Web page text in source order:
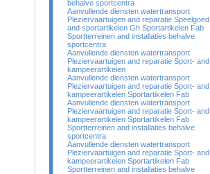
behalve sportcentra
Aanvullende diensten watertransport
Pleziervaartuigen and reparatie Speelgoed
and sportartikelen Gh Sportartikelen Fab
Sportterreinen and installaties behalve
sportcentra
Aanvullende diensten watertransport
Pleziervaartuigen and reparatie Sport- and
kampeerartikelen
Aanvullende diensten watertransport
Pleziervaartuigen and reparatie Sport- and
kampeerartikelen Sportartikelen Fab
Aanvullende diensten watertransport
Pleziervaartuigen and reparatie Sport- and
kampeerartikelen Sportartikelen Fab
Sportterreinen and installaties behalve
sportcentra
Aanvullende diensten watertransport
Pleziervaartuigen and reparatie Sport- and
kampeerartikelen Sportartikelen Fab
Sportterreinen and installaties behalve